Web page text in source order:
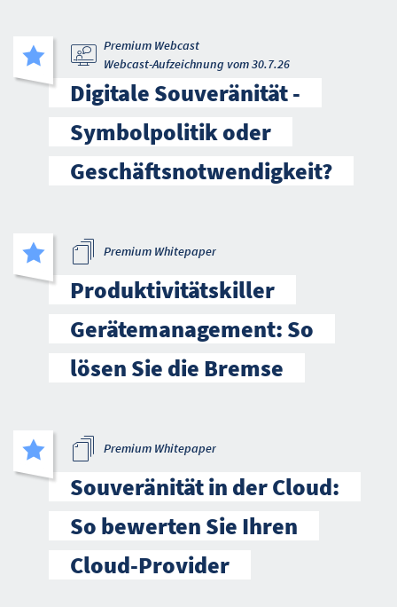
Premium Webcast
Webcast-Aufzeichnung vom 30.7.26
Digitale Souveränität -
Symbolpolitik oder
Geschäftsnotwendigkeit?
Premium Whitepaper
Produktivitätskiller
Gerätemanagement: So
lösen Sie die Bremse
Premium Whitepaper
Souveränität in der Cloud:
So bewerten Sie Ihren
Cloud-Provider